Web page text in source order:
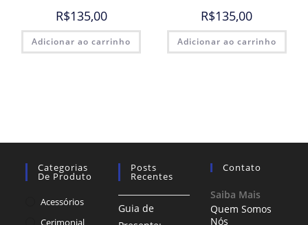
R$135,00
Adicionar ao carrinho
R$135,00
Adicionar ao carrinho
Categorias
De Produto
Acessórios
Cerimonial
Posts
Recentes
Guia de
Contato
Saiba Mais
Quem Somos
Nós